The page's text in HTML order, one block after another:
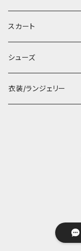
スカート
シューズ
衣装/ランジェリー